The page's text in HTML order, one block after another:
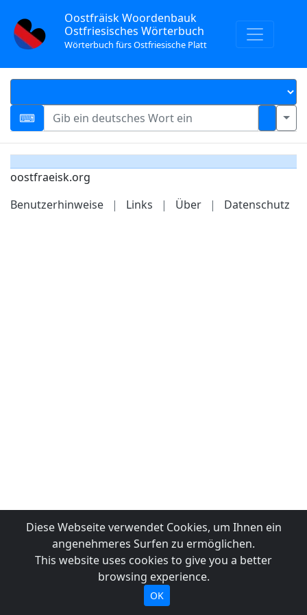
Oostfräisk Woordenbauk
Ostfriesisches Wörterbuch
Wörterbuch fürs Ostfriesische Platt
oostfraeisk.org
Benutzerhinweise
| Links | Über | Datenschutz
Diese Webseite verwendet Cookies, um Ihnen ein
angenehmeres Surfen zu ermöglichen.
This website uses cookies to give you a better
browsing experience.
OK